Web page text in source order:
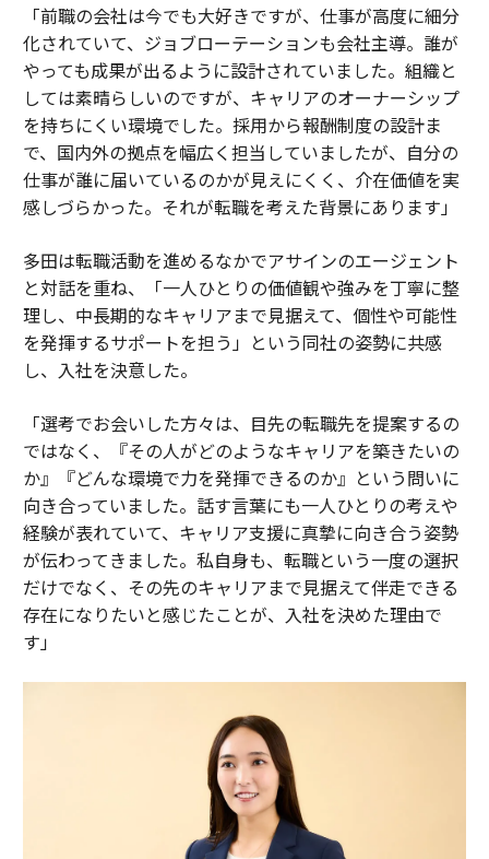
「前職の会社は今でも大好きですが、仕事が高度に細分
化されていて、ジョブローテーションも会社主導。誰が
やっても成果が出るように設計されていました。組織と
しては素晴らしいのですが、キャリアのオーナーシップ
を持ちにくい環境でした。採用から報酬制度の設計ま
で、国内外の拠点を幅広く担当していましたが、自分の
仕事が誰に届いているのかが見えにくく、介在価値を実
感しづらかった。それが転職を考えた背景にあります」
多田は転職活動を進めるなかでアサインのエージェント
と対話を重ね、「一人ひとりの価値観や強みを丁寧に整
理し、中長期的なキャリアまで見据えて、個性や可能性
を発揮するサポートを担う」という同社の姿勢に共感
し、入社を決意した。
「選考でお会いした方々は、目先の転職先を提案するの
ではなく、『その人がどのようなキャリアを築きたいの
か』『どんな環境で力を発揮できるのか』という問いに
向き合っていました。話す言葉にも一人ひとりの考えや
経験が表れていて、キャリア支援に真摯に向き合う姿勢
が伝わってきました。私自身も、転職という一度の選択
だけでなく、その先のキャリアまで見据えて伴走できる
存在になりたいと感じたことが、入社を決めた理由で
す」